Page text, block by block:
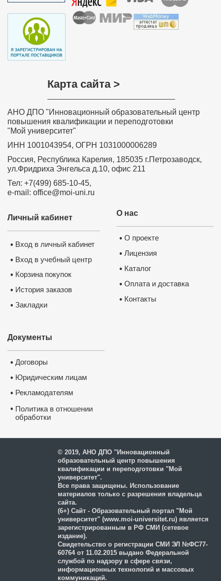
Карта сайта >
АНО ДПО "Инновационный образовательный центр
повышения квалификации и переподготовки
"Мой университет"
ИНН 1001043954, ОГРН 1031000006289
Россия, Республика Карелия, 185035 г.Петрозаводск,
ул.Фридриха Энгельса д.10, офис 211
Тел: +7(499) 685-10-45,
e-mail: office@moi-uni.ru
О нас
• О проекте
• Лицензия
• Каталог
• Оплата и доставка
• Контакты
Личный кабинет
• Вход в личный кабинет
• Вход в учебный центр
• Корзина покупок
• История заказов
• Закладки
Документы
• Договоры
• Юридическим лицам
• Рекламодателям
• Политика в отношении
обработки
© 2019, АНО ДПО "Инновационный
образовательный центр повышения
квалификации и переподготовки "Мой
университет".
Все права защищены. Использование
материалов только с разрешения владельца
сайта.
(6+) Сайт - Образовательный портал "Мой
университет" (www.moi-universitet.ru) является
зарегистрированным в РФ СМИ (сетевое
издание).
Свидетельство о регистрации СМИ ЭЛ №ФС77-
60764 от 11.02.2015 выдано Федеральной
службой по надзору в сфере связи,
информационных технологий и массовых
коммуникаций.